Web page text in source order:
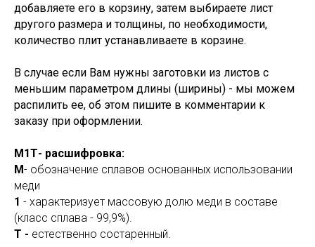
добавляете его в корзину, затем выбираете лист
другого размера и толщины, по необходимости,
количество плит устанавливаете в корзине.
В случае если Вам нужны заготовки из листов с
меньшим параметром длины (ширины) - мы можем
распилить ее, об этом пишите в комментарии к
заказу при оформлении.
М1Т- расшифровка:
М- обозначение сплавов основанных использовании
меди
1 - характеризует массовую долю меди в составе
(класс сплава - 99,9%).
Т - естественно состаренный.